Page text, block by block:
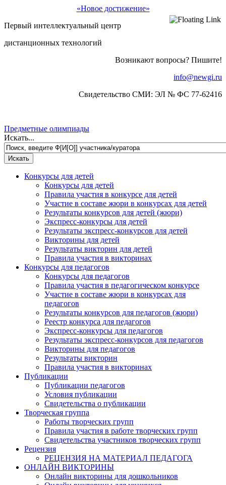
«Новое достижение»
Первый интеллектуальный центр
дистанционных технологий
Возникают вопросы? Пишите!
info@newgi.ru
Свидетельство СМИ: ЭЛ № ФС 77-62416
Предметные олимпиады
Искать...
Конкурсы для детей
Конкурсы для детей
Правила участия в конкурсе для детей
Участие в составе жюри в конкурсах для детей
Результаты конкурсов для детей (жюри)
Экспресс-конкурсы для детей
Результаты экспресс-конкурсов для детей
Викторины для детей
Результаты викторин для детей
Правила участия в викторинах
Конкурсы для педагогов
Конкурсы для педагогов
Правила участия в педагогическом конкурсе
Участие в составе жюри в конкурсах для
педагогов
Результаты конкурсов для педагогов (жюри)
Реестр конкурса для педагогов
Экспресс-конкурсы для педагогов
Результаты экспресс-конкурсов для педагогов
Викторины для педагогов
Результаты викторин
Правила участия в викторинах
Публикации
Публикации педагогов
Условия публикации
Свидетельства о публикации
Творческая группа
Работы творческих групп
Правила участия в работе творческих групп
Свидетельства участников творческих групп
Рецензия
РЕЦЕНЗИЯ НА МАТЕРИАЛ ПЕДАГОГА
ОНЛАЙН ВИКТОРИНЫ
Онлайн викторины для дошкольников